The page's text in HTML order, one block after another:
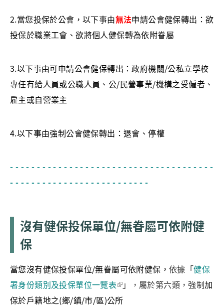
2.當您投保於公會，以下事由無法申請公會健保轉出：欲
投保於職業工會、欲將個人健保轉為依附眷屬
3.以下事由可申請公會健保轉出：政府機關/公私立學校
專任有給人員或公職人員、公/民營事業/機構之受僱者、
雇主或自營業主
4.以下事由強制公會健保轉出：退會、停權
- - - - - - - - - - - - - - - - - - - - - - - - - - - - - - - - - - - - - -
- - - - - - - - - - - - - - - - - - - - - - - - - -
沒有健保投保單位/無眷屬可依附健
保
當您沒有健保投保單位/無眷屬可依附健保， 依據「健保
署身份類別及投保單位一覽表
」，屬於第六類，強制加
保於戶籍地之(鄉/鎮/市/區)公所